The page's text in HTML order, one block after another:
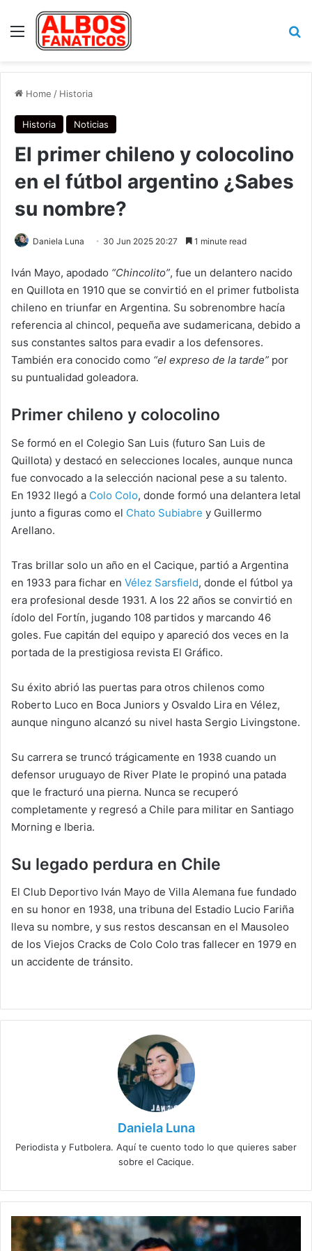
Menu
Home / Historia
Historia Noticias
El primer chileno y colocolino
en el fútbol argentino ¿Sabes
su nombre?
Daniela Luna 30 Jun 2025 20:27 1 minute read
Iván Mayo, apodado “Chincolito”, fue un delantero nacido
en Quillota en 1910 que se convirtió en el primer futbolista
chileno en triunfar en Argentina. Su sobrenombre hacía
referencia al chincol, pequeña ave sudamericana, debido a
sus constantes saltos para evadir a los defensores.
También era conocido como “el expreso de la tarde” por
su puntualidad goleadora.
Primer chileno y colocolino
Se formó en el Colegio San Luis (futuro San Luis de
Quillota) y destacó en selecciones locales, aunque nunca
fue convocado a la selección nacional pese a su talento.
En 1932 llegó a Colo Colo, donde formó una delantera letal
junto a figuras como el Chato Subiabre y Guillermo
Arellano.
Tras brillar solo un año en el Cacique, partió a Argentina
en 1933 para fichar en Vélez Sarsfield, donde el fútbol ya
era profesional desde 1931. A los 22 años se convirtió en
ídolo del Fortín, jugando 108 partidos y marcando 46
goles. Fue capitán del equipo y apareció dos veces en la
portada de la prestigiosa revista El Gráfico.
Su éxito abrió las puertas para otros chilenos como
Roberto Luco en Boca Juniors y Osvaldo Lira en Vélez,
aunque ninguno alcanzó su nivel hasta Sergio Livingstone.
Su carrera se truncó trágicamente en 1938 cuando un
defensor uruguayo de River Plate le propinó una patada
que le fracturó una pierna. Nunca se recuperó
completamente y regresó a Chile para militar en Santiago
Morning e Iberia.
Su legado perdura en Chile
El Club Deportivo Iván Mayo de Villa Alemana fue fundado
en su honor en 1938, una tribuna del Estadio Lucio Fariña
lleva su nombre, y sus restos descansan en el Mausoleo
de los Viejos Cracks de Colo Colo tras fallecer en 1979 en
un accidente de tránsito.
Daniela Luna
Periodista y Futbolera. Aquí te cuento todo lo que quieres saber
sobre el Cacique.
Difícil
momento